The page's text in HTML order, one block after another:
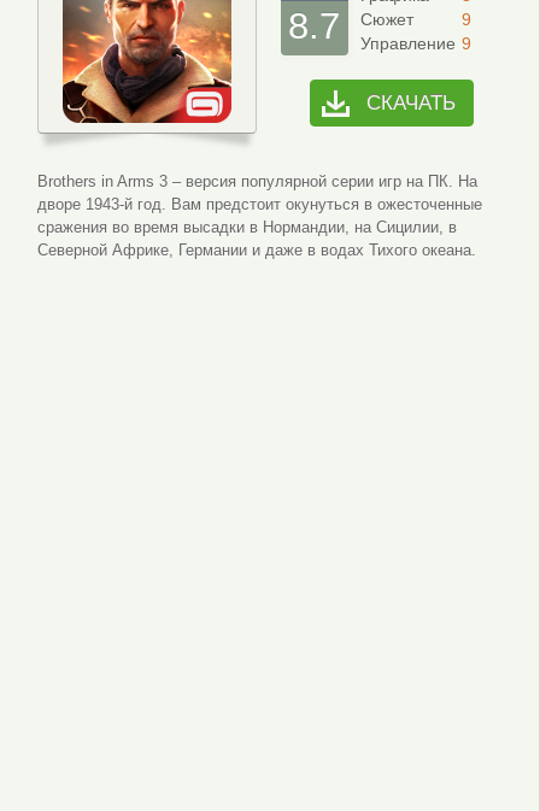
8.7
Сюжет
Управление
9
9
СКАЧАТЬ
Brothers in Arms 3 – версия популярной серии игр на ПК. На
дворе 1943-й год. Вам предстоит окунуться в ожесточенные
сражения во время высадки в Нормандии, на Сицилии, в
Северной Африке, Германии и даже в водах Тихого океана.